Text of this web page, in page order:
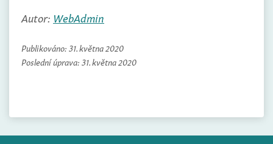
Autor: WebAdmin
Publikováno: 31. května 2020
Poslední úprava: 31. května 2020